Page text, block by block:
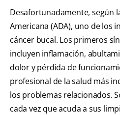
Desafortunadamente, según
Americana (ADA), uno de los
cáncer bucal. Los primeros
incluyen inflamación,
dolor y pérdida de
profesional de la salud más
los problemas relacionados.
cada vez que acuda a sus